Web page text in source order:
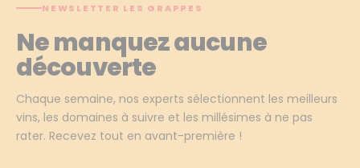
NEWSLETTER LES GRAPPES
Ne manquez aucune
découverte
Chaque semaine, nos experts sélectionnent les meilleurs
vins, les domaines à suivre et les millésimes à ne pas
rater. Recevez tout en avant-première !